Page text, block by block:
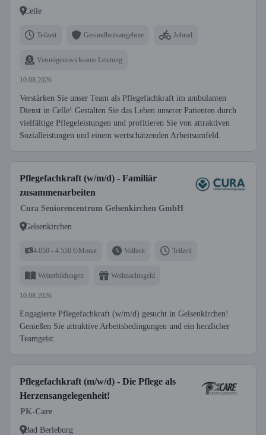
Celle
Teilzeit Gesundheitsangebote Jobrad
Vermögenswirksame Leistung
10.08.2026
Verstärken Sie unser Team als Pflegefachkraft im ambulanten
Dienst in Celle! Gestalten Sie das Leben unserer Patienten durch
vielfältige Pflegeleistungen und profitieren Sie von attraktiven
Sozialleistungen und einem wertschätzenden Arbeitsumfeld.
Pflegefachkraft (w/m/d) - Familiär
zusammenarbeiten
Cura Seniorencentrum Gelsenkirchen GmbH
Gelsenkirchen
4.050 - 4.550 €/Monat Vollzeit Teilzeit
Weiterbildungen Weihnachtsgeld
10.08.2026
Engagierte Pflegefachkraft (w/m/d) gesucht in Gelsenkirchen!
Genießen Sie attraktive Arbeitsbedingungen und ein herzlicher
Teamgeist.
Pflegefachkraft (m/w/d) - Die Pflege als
Herzensangelegenheit!
PK-Care
Bad Berleburg